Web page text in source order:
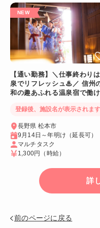
【通い勤務】＼仕事終わり
泉でリフレッシュ♨／ 信州
和の趣あふれる温泉宿で働
登録後、施設名が表示されます
長野県 松本市
9月14日～年明け（延長可）
マルチタスク
1,300円
（時給）
詳
前のページに戻る